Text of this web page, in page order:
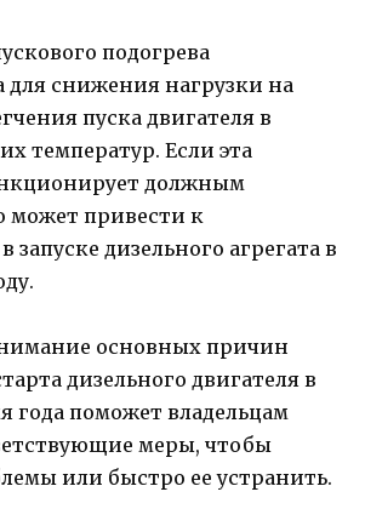
подогрева
для снижения нагрузки на
пуска двигателя в
температур. Если эта
должным
может привести к
запуске дизельного агрегата в
основных причин
дизельного двигателя в
года поможет владельцам
меры, чтобы
или быстро ее устранить.